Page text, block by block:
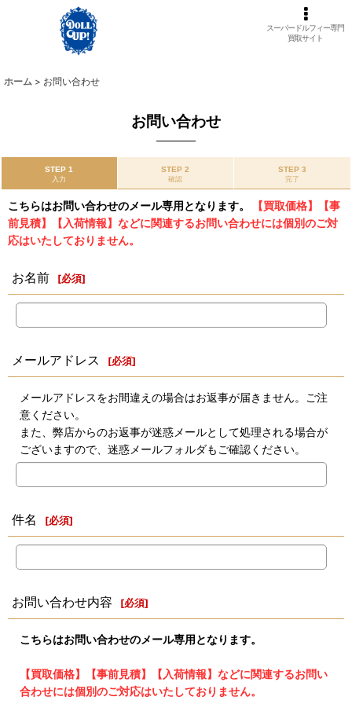
スーパードルフィー専門
買取サイト
ホーム > お問い合わせ
お問い合わせ
STEP 1
入力
STEP 2
確認
STEP 3
完了
こちらはお問い合わせのメール専用となります。
【買取価格】【事
前見積】【入荷情報】などに関連するお問い合わせには個別のご対
応はいたしておりません。
お名前 [必須]
メールアドレス [必須]
メールアドレスをお間違えの場合はお返事が届きません。ご注
意ください。
また、弊店からのお返事が迷惑メールとして処理される場合が
ございますので、迷惑メールフォルダもご確認ください。
件名 [必須]
お問い合わせ内容 [必須]
こちらはお問い合わせのメール専用となります。
【買取価格】【事前見積】【入荷情報】などに関連するお問い
合わせには個別のご対応はいたしておりません。